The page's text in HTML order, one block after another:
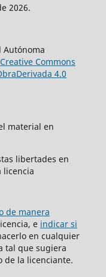
2026.
Autónoma
Creative Commons
4.0
material en
libertades en
licencia
de manera
e indicar si
en cualquier
tal que sugiera
de la licenciante.